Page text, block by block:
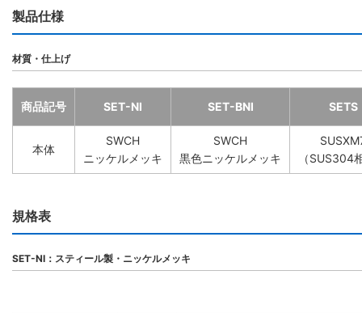
製品仕様
材質・仕上げ
商品記号 SET-NI SET-BNI SETS
本体
SWCH
ニッケルメッキ
SWCH
黒色ニッケルメッキ
（SUS304
規格表
SET-NI：スティール製・ニッケルメッキ